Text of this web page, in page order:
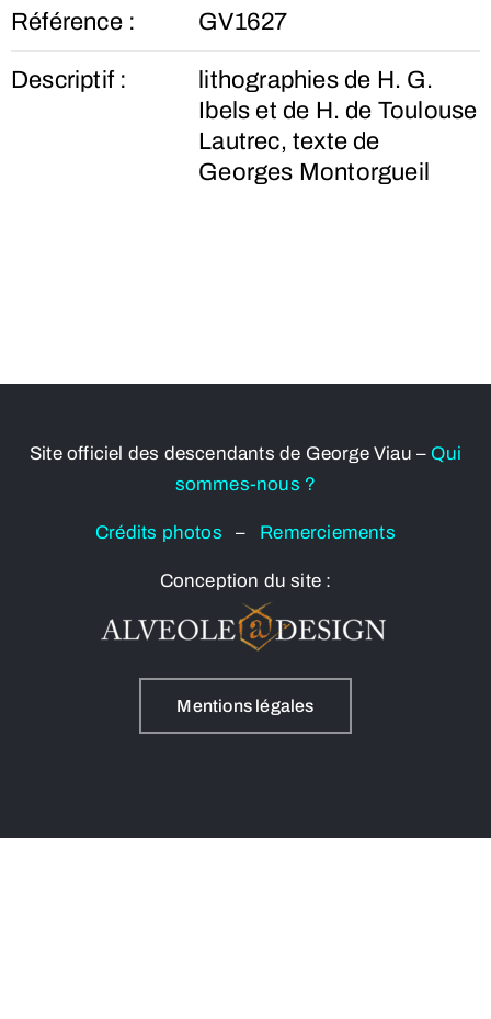
Référence : GV1627
Descriptif :
lithographies de H. G.
Ibels et de H. de Toulouse
Lautrec, texte de
Georges Montorgueil
Site officiel des descendants de George Viau – Qui
sommes-nous ?
Crédits photos– Remerciements
Conception du site :
Mentions légales